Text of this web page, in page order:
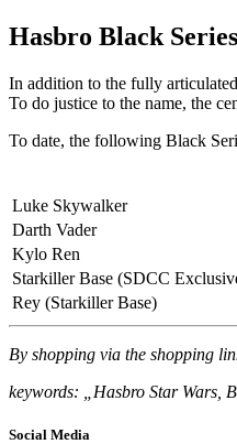
Hasbro Black
In addition to the fully
To do justice to the name, the
To date, the following Black
Luke Skywalker
Darth Vader
Kylo Ren
Starkiller Base (SDCC
Rey (Starkiller Base)
By shopping via the shopping
keywords: „Hasbro Star Wars,
Social Media